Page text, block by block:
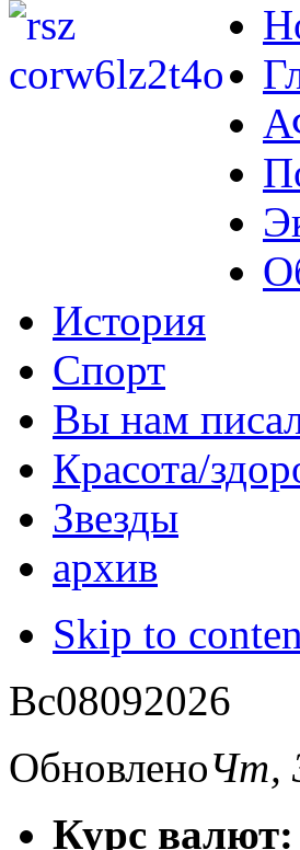
История
Спорт
Вы нам
Красота/
Звезды
архив
Skip to
Вс08092026
ОбновленоЧт,
Курс валют: